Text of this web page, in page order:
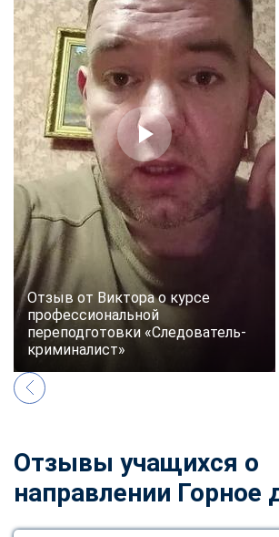
Отзыв от Виктора о курсе
профессиональной
переподготовки «Следователь-
криминалист»
Отзывы учащихся о
направлении Горное
ChatApp
online
Мессенджеры
Свяжитесь с нами через любой
Vkontakte EMail